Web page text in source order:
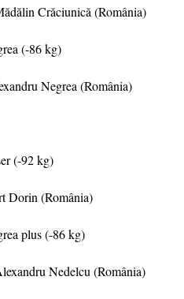
Crăciunică (România)
(-86 kg)
Negrea (România)
(-92 kg)
Dorin (România)
plus (-86 kg)
Nedelcu (România)